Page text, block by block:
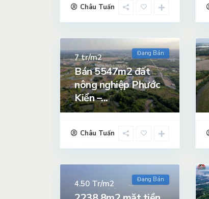
Châu Tuấn
Đang Bán
7tr/m2
Bán 5547m2 đất
nông nghiệp Phước
Kiển –...
Châu Tuấn
Đang Bán
4.50 Tr/m2